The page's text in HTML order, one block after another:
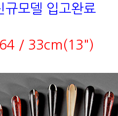
모델 입고완료
/ 33cm(13")